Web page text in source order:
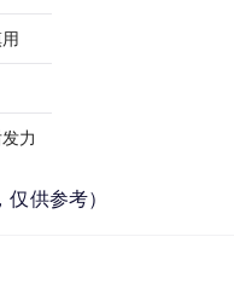
力
供参考）